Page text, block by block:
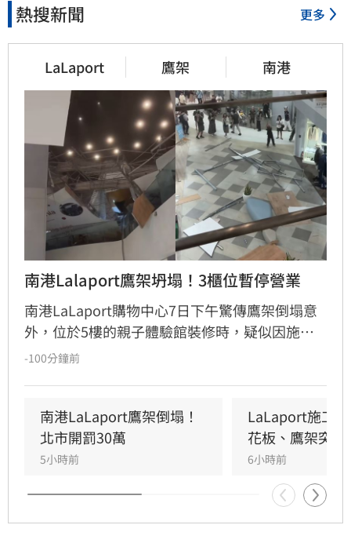
熱搜新聞 更多
LaLaport 鷹架 南港
南港Lalaport鷹架坍塌！3櫃位暫停營業
南港LaLaport購物中心7日下午驚傳鷹架倒塌意
外，位於5樓的親子體驗館裝修時，疑似因施工
未固定妥當，導致鷹架與天花板崩落，現場粉塵
3樓部分櫃位暫停營業，其餘區域則維持正常運
作，目前相關單位正積極介入調查，以確保商場
消費安全。
-100分鐘前
南港LaLaport鷹架倒塌！
北市開罰30萬
5小時前
LaLaport施工
花板、鷹架突掉
6小時前